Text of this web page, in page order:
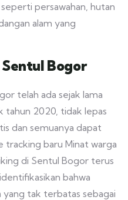
persawahan, hutan
alam yang
Bogor
telah ada sejak lama
tahun 2020, tidak lepas
dan semuanya dapat
tracking baru Minat warga
di Sentul Bogor terus
bahwa
tak terbatas sebagai